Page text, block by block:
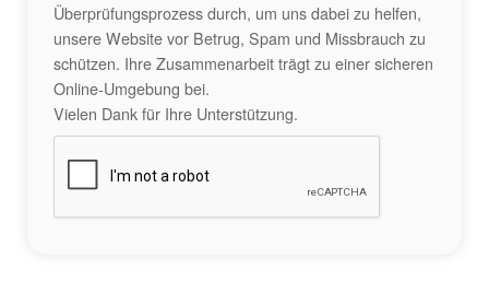
Überprüfungsprozess durch, um uns dabei zu helfen,
unsere Website vor Betrug, Spam und Missbrauch zu
schützen. Ihre Zusammenarbeit trägt zu einer sicheren
Online-Umgebung bei.
Vielen Dank für Ihre Unterstützung.